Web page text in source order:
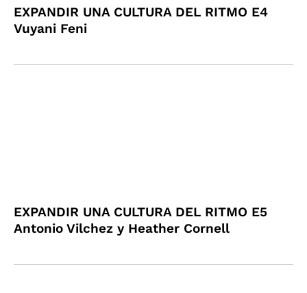
EXPANDIR UNA CULTURA DEL RITMO E4
Vuyani Feni
EXPANDIR UNA CULTURA DEL RITMO E5
Antonio Vilchez y Heather Cornell